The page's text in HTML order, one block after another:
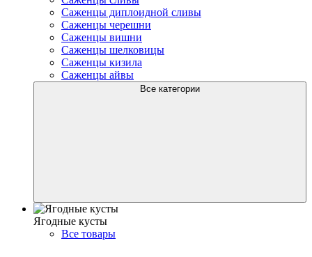
Саженцы диплоидной сливы
Саженцы черешни
Саженцы вишни
Саженцы шелковицы
Саженцы кизила
Саженцы айвы
Все категории
Ягодные кусты
Все товары